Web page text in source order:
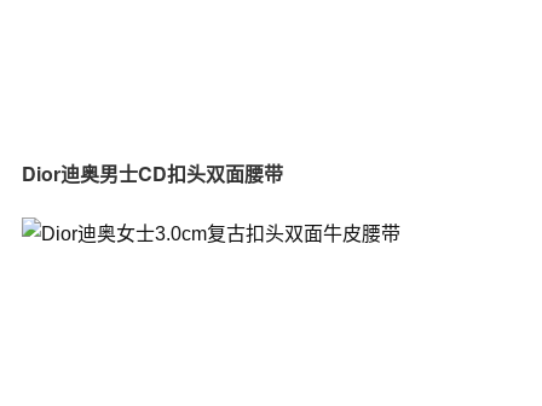
Dior迪奥男士CD扣头双面腰带